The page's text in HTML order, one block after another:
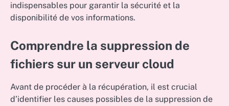
indispensables pour garantir la sécurité et la
disponibilité de vos informations.
Comprendre la suppression de
fichiers sur un serveur cloud
Avant de procéder à la récupération, il est crucial
d’identifier les causes possibles de la suppression de